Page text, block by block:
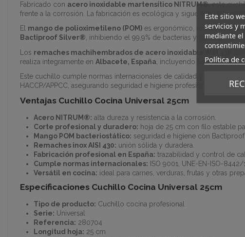
Este sitio
servicios y
mediante
Política de
Fabricado con acero inoxidable martensítico NITRUM®, este
frente a la corrosión. La fabricación es ecológica y sigue estrictos
El mango de polioximetileno (POM) es ergonómico, resistente a
Bactiproof Silver®, inhibiendo el 99,9% de bacterias y
Los remaches machihembrados de acero inoxidable AISI 430
realiza íntegramente en Albacete, España , incluyendo temple y
Este cuchillo cumple normas internacionales de calidad y seguridad:
HACCP/APPCC, asegurando seguridad e higiene profesional .
Ventajas Cuchillo Cocina Universal 25cm
Acero NITRUM®: alta dureza y resistencia a la corrosión.
Corte profesional y duradero: hoja de 25 cm con filo estable
Mango POM bacteriostático: seguridad e higiene con
Remaches inox AISI 430: unión sólida y duradera.
Fabricación profesional en España: trazabilidad y control de
Cumple normas internacionales: ISO 9001, UNE-EN-ISO-8442/
Versátil en cocina: ideal para carnes, verduras, frutas y otras
Especificaciones Cuchillo Cocina Universal 25cm
Tipo de producto: Cuchillo cocina profesional
Serie: Universal
Referencia: 280704
Longitud hoja: 25 cm